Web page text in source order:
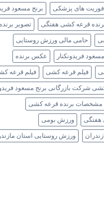
فوریت های پزشکی برنج مسعود
قرعه کشی هفتگی تصویر برنده
حامی مالی ورزش روستایی
فریدونکنار عکس برنده
فیلم قرعه کشی فیلم قرعه
شرکت بازرگانی برنج مسعود
مشخصات برنده قرعه کشی
ورزش بومی
ورزش روستایی استان